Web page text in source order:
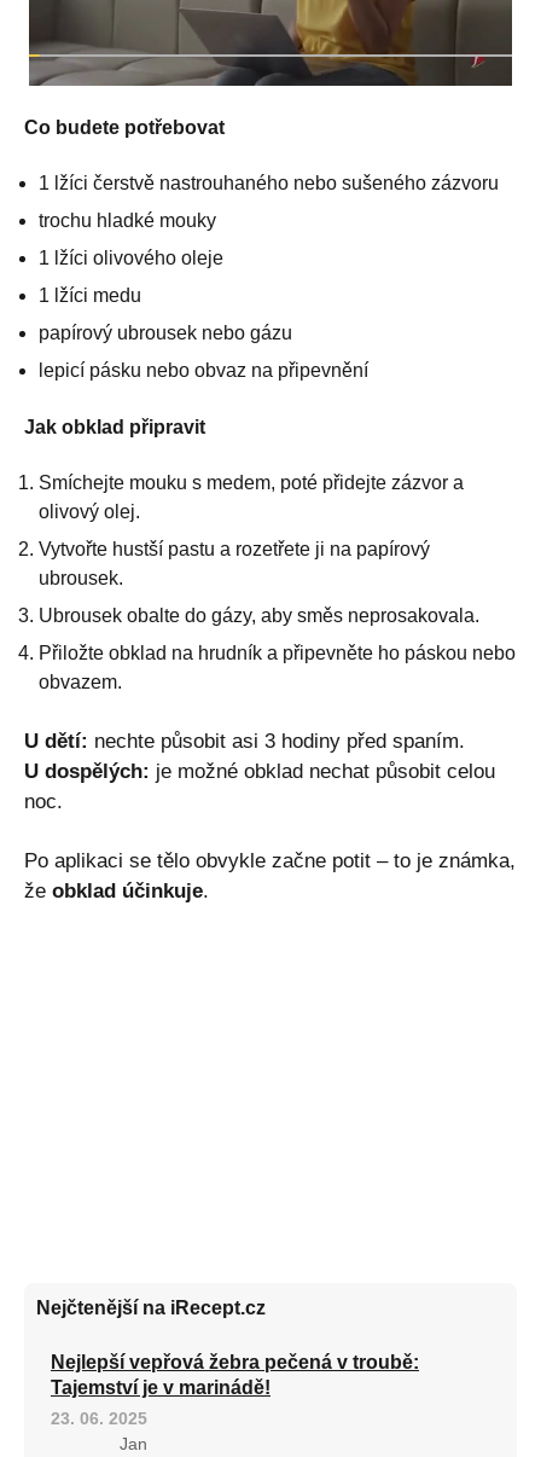
Co budete potřebovat
1 lžíci čerstvě nastrouhaného nebo sušeného zázvoru
trochu hladké mouky
1 lžíci olivového oleje
1 lžíci medu
papírový ubrousek nebo gázu
lepicí pásku nebo obvaz na připevnění
Jak obklad připravit
Smíchejte mouku s medem, poté přidejte zázvor a
olivový olej.
Vytvořte hustší pastu a rozetřete ji na papírový
ubrousek.
Ubrousek obalte do gázy, aby směs neprosakovala.
Přiložte obklad na hrudník a připevněte ho páskou nebo
obvazem.
U dětí: nechte působit asi 3 hodiny před spaním.
U dospělých: je možné obklad nechat působit celou
noc.
Po aplikaci se tělo obvykle začne potit – to je známka,
že obklad účinkuje.
Nejčtenější na iRecept.cz
Nejlepší vepřová žebra pečená v troubě:
Tajemství je v marinádě!
23. 06. 2025
Jan